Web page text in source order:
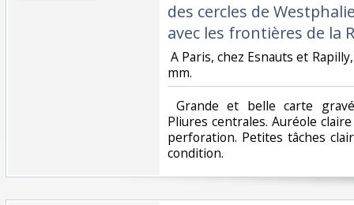
des cercles de
avec les frontières de la
A Paris, chez Esnauts et
mm.‎
Grande et belle carte
Pliures centrales. Auréole
perforation. Petites tâches
condition. ‎